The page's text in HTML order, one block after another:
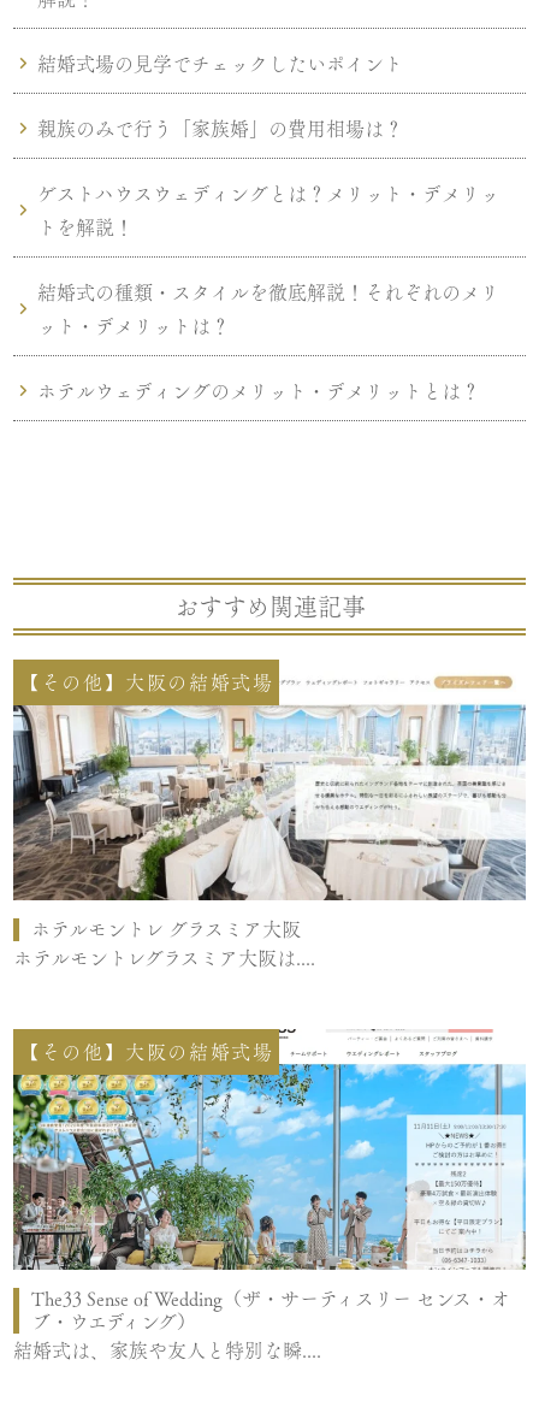
結婚式場の見学でチェックしたいポイント
親族のみで行う「家族婚」の費用相場は？
ゲストハウスウェディングとは？メリット・デメリッ
トを解説！
結婚式の種類・スタイルを徹底解説！それぞれのメリ
ット・デメリットは？
ホテルウェディングのメリット・デメリットとは？
おすすめ関連記事
【その他】大阪の結婚式場
ホテルモントレ グラスミア大阪
ホテルモントレグラスミア大阪は....
【その他】大阪の結婚式場
The33 Sense of Wedding（ザ・サーティスリー センス・オ
ブ・ウエディング）
結婚式は、家族や友人と特別な瞬....